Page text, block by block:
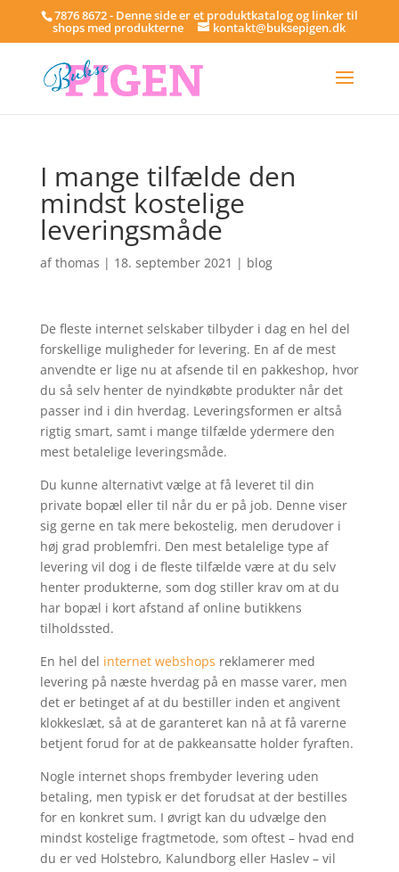
7876 8672 - Denne side er et produktkatalog og linker til
shops med produkterne kontakt@buksepigen.dk
I mange tilfælde den
mindst kostelige
leveringsmåde
afthomas | 18. september 2021 | blog
De fleste internet selskaber tilbyder i dag en hel del
forskellige muligheder for levering. En af de mest
anvendte er lige nu at afsende til en pakkeshop, hvor
du så selv henter de nyindkøbte produkter når det
passer ind i din hverdag. Leveringsformen er altså
rigtig smart, samt i mange tilfælde ydermere den
mest betalelige leveringsmåde.
Du kunne alternativt vælge at få leveret til din
private bopæl eller til når du er på job. Denne viser
sig gerne en tak mere bekostelig, men derudover i
høj grad problemfri. Den mest betalelige type af
levering vil dog i de fleste tilfælde være at du selv
henter produkterne, som dog stiller krav om at du
har bopæl i kort afstand af online butikkens
tilholdssted.
En hel del internet webshops reklamerer med
levering på næste hverdag på en masse varer, men
det er betinget af at du bestiller inden et angivent
klokkeslæt, så at de garanteret kan nå at få varerne
betjent forud for at de pakkeansatte holder fyraften.
Nogle internet shops frembyder levering uden
betaling, men typisk er det forudsat at der bestilles
for en konkret sum. I øvrigt kan du udvælge den
mindst kostelige fragtmetode, som oftest – hvad end
du er ved Holstebro, Kalundborg eller Haslev – vil